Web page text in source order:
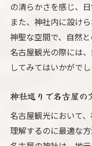
の清らかさを感じ、
また、神社内に設け
神聖な空間で、自然
名古屋観光の際には
してみてはいかがでし
神社巡りで名古屋の
名古屋観光において
理解するのに最適な